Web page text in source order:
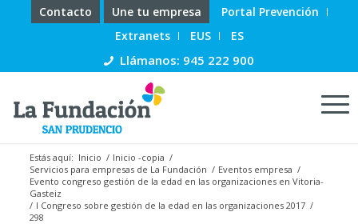
Contacto Une tu empresa
Portal Prevención
Extranets
EUS ES
Llámanos: 945 222 900
Estás aquí: Inicio / Inicio -copia /
Servicios para empresas de La Fundación / Eventos empresa /
Evento congreso gestión de la edad en las organizaciones en Vitoria-
Gasteiz
/ I Congreso sobre gestión de la edad en las organizaciones 2017 /
298